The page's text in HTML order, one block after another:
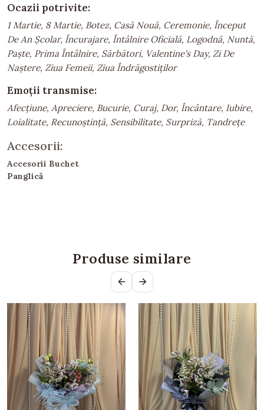
Ocazii potrivite:
1 Martie, 8 Martie, Botez, Casă Nouă, Ceremonie, Început
De An Școlar, Încurajare, Întâlnire Oficială, Logodnă, Nuntă,
Paște, Prima Întâlnire, Sărbători, Valentine's Day, Zi De
Naștere, Ziua Femeii, Ziua Îndrăgostiților
Emoții transmise:
Afecțiune, Apreciere, Bucurie, Curaj, Dor, Încântare, Iubire,
Loialitate, Recunoștință, Sensibilitate, Surpriză, Tandrețe
Accesorii:
Accesorii Buchet
Panglică
Produse similare